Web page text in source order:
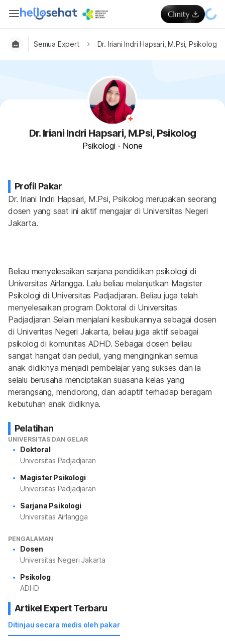
Semua Expert Dr. Iriani Indri Hapsari, M.Psi, Psikolog
Dr. Iriani Indri Hapsari, M.Psi, Psikolog
Psikologi · None
Profil Pakar
Dr. Iriani Indri Hapsari, M.Psi, Psikolog merupakan seorang
dosen yang saat ini aktif mengajar di Universitas Negeri
Jakarta.
Beliau menyelesaikan sarjana pendidikan psikologi di
Universitas Airlangga. Lalu beliau melanjutkan Magister
Psikologi di Universitas Padjadjaran. Beliau juga telah
menyelesaikan program Doktoral di Universitas
Padjadjaran Selain menjalani kesibukannya sebagai dosen
di Univeritas Negeri Jakarta, beliau juga aktif sebagai
psikolog di komunitas ADHD. Sebagai dosen beliau
sangat hangat dan peduli, yang menginginkan semua
anak didiknya menjadi pembelajar yang sukses dan ia
selalu berusaha menciptakan suasana kelas yang
merangsang, mendorong, dan adaptif terhadap beragam
kebutuhan anak didiknya.
Pelatihan
UNIVERSITAS DAN GELAR
Doktoral
Universitas Padjadjaran
Magister Psikologi
Universitas Padjadjaran
Sarjana Psikologi
Universitas Airlangga
PENGALAMAN
Dosen
Universitas Negeri Jakarta
Psikolog
ADHD
Artikel Expert Terbaru
Ditinjau secara medis oleh pakar